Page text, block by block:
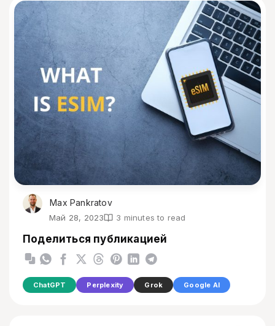
Max Pankratov
Май 28, 2023 3 minutes to read
Поделиться публикацией
ChatGPT Perplexity Grok Google AI